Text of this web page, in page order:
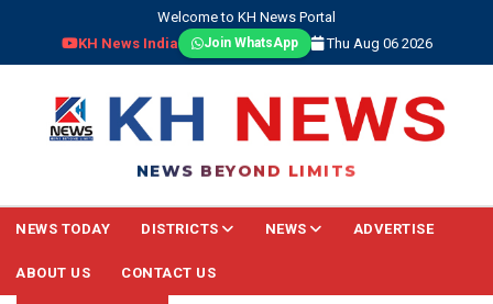
Welcome to KH News Portal
KH News India
Join WhatsApp Thu Aug 06 2026
NEWS BEYOND LIMITS
NEWS TODAY DISTRICTS NEWS ADVERTISE
ABOUT US CONTACT US